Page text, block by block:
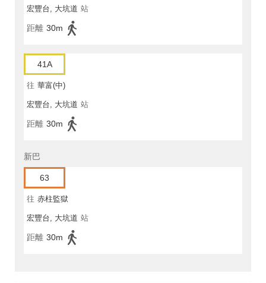
宏豐台, 大坑道 站
距離 30m
41A
往 華富(中)
宏豐台, 大坑道 站
距離 30m
新巴
63
往 赤柱監獄
宏豐台, 大坑道 站
距離 30m